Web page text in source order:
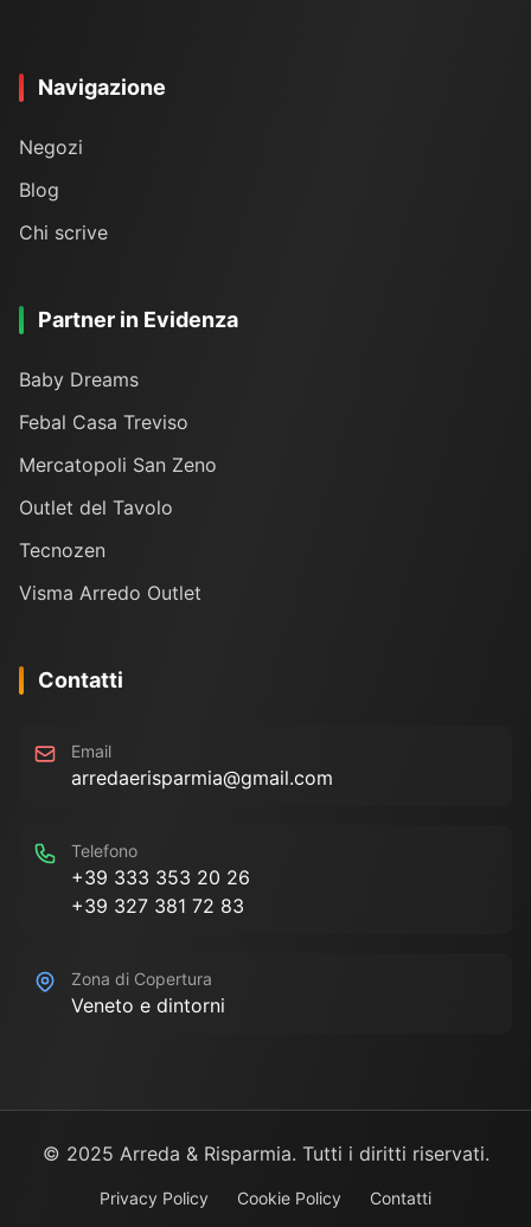
Navigazione
Negozi
Blog
Chi scrive
Partner in Evidenza
Baby Dreams
Febal Casa Treviso
Mercatopoli San Zeno
Outlet del Tavolo
Tecnozen
Visma Arredo Outlet
Contatti
Email
arredaerisparmia@gmail.com
Telefono
+39 333 353 20 26
+39 327 381 72 83
Zona di Copertura
Veneto e dintorni
© 2025 Arreda & Risparmia. Tutti i diritti riservati.
Privacy Policy Cookie Policy Contatti